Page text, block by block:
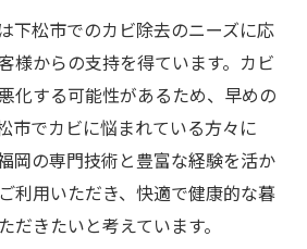
下松市でのカビ除去のニーズに応
様からの支持を得ています。カビ
化する可能性があるため、早めの
市でカビに悩まれている方々に
岡の専門技術と豊富な経験を活か
利用いただき、快適で健康的な暮
だきたいと考えています。